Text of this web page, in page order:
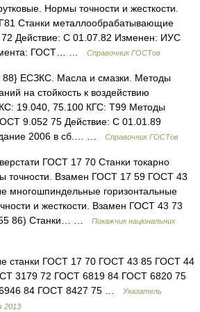
Нормы точности и жесткости.
Станки металлообрабатывающие
Действие: С 01.07.82 Изменен: ИУС
ГОСТ… …
Справочник ГОСТов
ЕСЗКС. Масла и смазки. Методы
на стойкость к воздействию
19.040, 75.100 КГС: Т99 Методы
9.052 75 Действие: С 01.01.89
2006 в сб.… …
Справочник ГОСТов
ГОСТ 17 70 Станки токарно
точности. Взамен ГОСТ 17 59 ГОСТ 43
многошпиндельные горизонтальные
и жесткости. Взамен ГОСТ 43 73
86) Станки… …
Покажчик національних
станки ГОСТ 17 70 ГОСТ 43 85 ГОСТ 44
3179 72 ГОСТ 6819 84 ГОСТ 6820 75
84 ГОСТ 8427 75 …
Указатель
2013